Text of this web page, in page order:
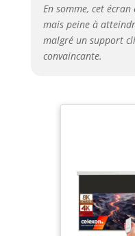
En somme, cet
mais peine à
malgré un support
convaincante.